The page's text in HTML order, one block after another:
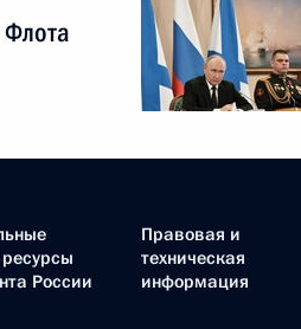
России
Правовая и
техническая
информация